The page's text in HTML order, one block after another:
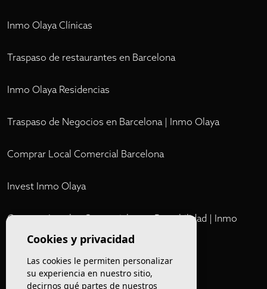
Inmo Olaya Clínicas
Traspaso de restaurantes en Barcelona
Inmo Olaya Residencias
Traspaso de Negocios en Barcelona | Inmo Olaya
Comprar Local Comercial Barcelona
Invest Inmo Olaya
Comprar Locales Comerciales en Rentabilidad | Inmo
OlayaCookies y privacidad
Las cookies le permiten personalizar
su experiencia en nuestro sitio,
decirnos qué partes de nuestros